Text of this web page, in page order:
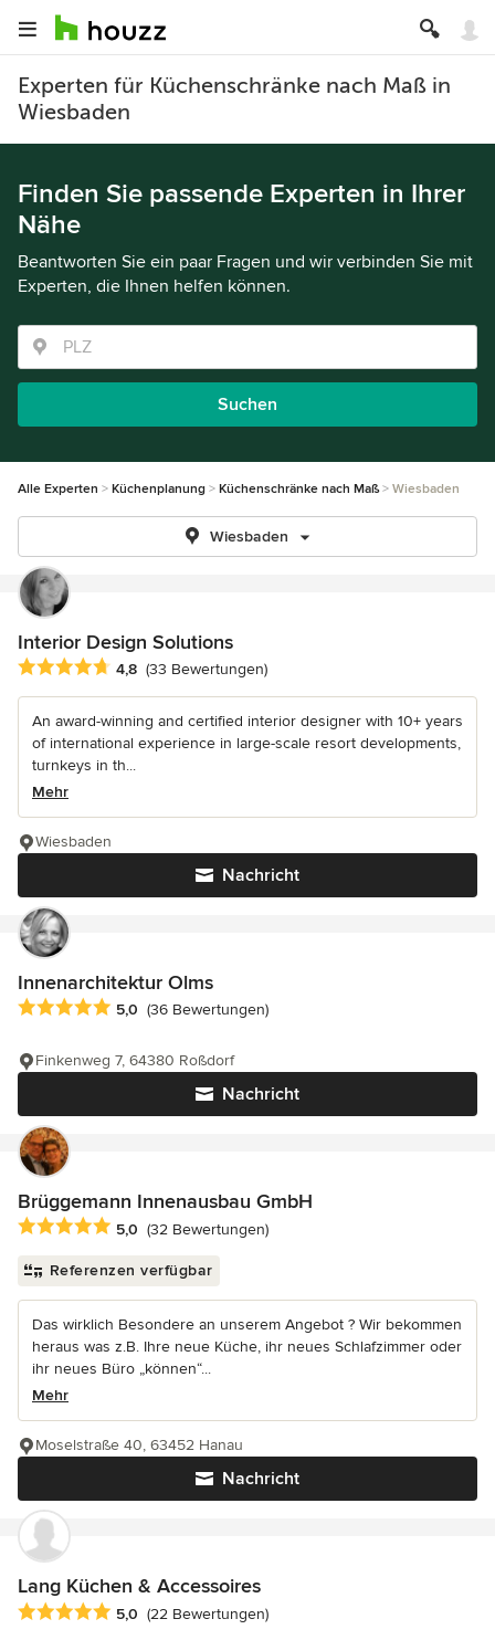
Experten für Küchenschränke nach Maß in
Wiesbaden
Finden Sie passende Experten in Ihrer
Nähe
Beantworten Sie ein paar Fragen und wir verbinden Sie mit
Experten, die Ihnen helfen können.
Suchen
Alle Experten Küchenplanung Küchenschränke nach Maß Wiesbaden
Wiesbaden
Interior Design Solutions
Durchschnittliche Bewertung: 4.8 von 5 Sternen
4,8 (33 Bewertungen)
An award-winning and certified interior designer with 10+ years
of international experience in large-scale resort developments,
turnkeys in th...
Mehr
Nachricht
Wiesbaden
Innenarchitektur Olms
Durchschnittliche Bewertung: 5 von 5 Sternen
5,0 (36 Bewertungen)
Nachricht
Finkenweg 7, 64380 Roßdorf
Brüggemann Innenausbau GmbH
Durchschnittliche Bewertung: 5 von 5 Sternen
5,0 (32 Bewertungen)
Referenzen verfügbar
Das wirklich Besondere an unserem Angebot ? Wir bekommen
heraus was z.B. Ihre neue Küche, ihr neues Schlafzimmer oder
ihr neues Büro „können“...
Mehr
Nachricht
Moselstraße 40, 63452 Hanau
Lang Küchen & Accessoires
Durchschnittliche Bewertung: 5 von 5 Sternen
5,0 (22 Bewertungen)